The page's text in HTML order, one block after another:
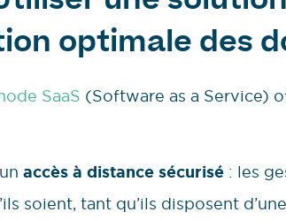
optimale des
SaaS (Software as a Service)
accès à distance sécurisé : les
soient, tant qu’ils disposent